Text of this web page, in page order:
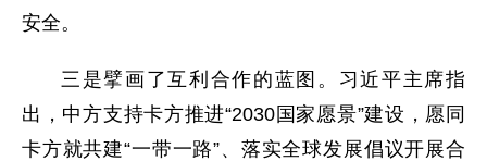
安全。
三是擘画了互利合作的蓝图。习近平主席指
出，中方支持卡方推进“2030国家愿景”建设，愿同
卡方就共建“一带一路”、落实全球发展倡议开展合